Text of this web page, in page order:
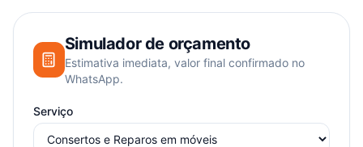
Simulador de orçamento
Estimativa imediata, valor final confirmado no
WhatsApp.
Serviço